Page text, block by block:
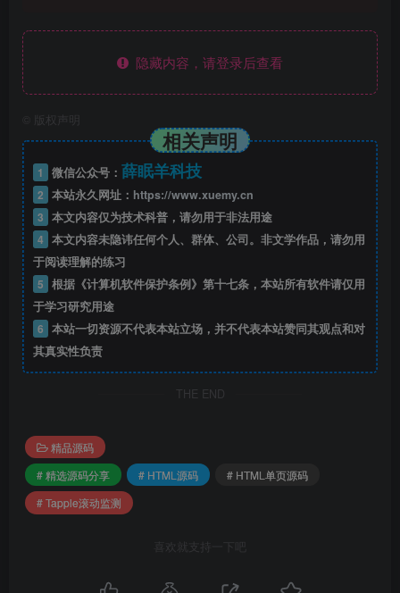
隐藏内容，请登录后查看
版权声明
相关声明
1 微信公众号： 薛眠羊科技
2 本站永久网址： https://www.xuemy.cn
3 本文内容仅为技术科普，请勿用于非法用途
4 本文内容未隐讳任何个人、群体、公司。非文学作品，请勿用
于阅读理解的练习
5 根据《计算机软件保护条例》第十七条，本站所有软件请仅用
于学习研究用途
6 本站一切资源不代表本站立场，并不代表本站赞同其观点和对
其真实性负责
THE END
精品源码
# 精选源码分享
# HTML源码
# HTML单页源码
# Tapple滚动监测
喜欢就支持一下吧